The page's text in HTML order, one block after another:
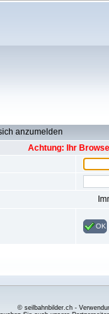
anzumelden
Achtung: Ihr
OK
© seilbahnbilder.ch -